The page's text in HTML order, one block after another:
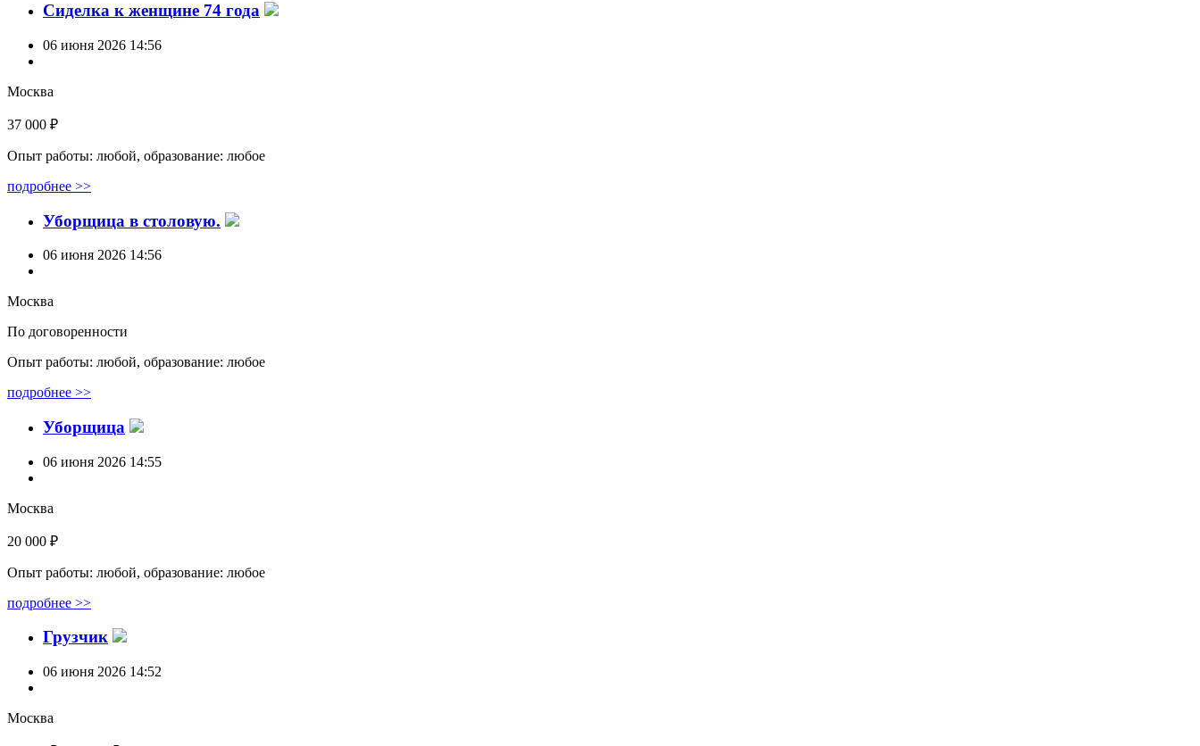
Сиделка к женщине 74 года
06 июня 2026 14:56
Москва
37 000 ₽
Опыт работы: любой, образование: любое
подробнее >>
Уборщица в столовую.
06 июня 2026 14:56
Москва
По договоренности
Опыт работы: любой, образование: любое
подробнее >>
Уборщица
06 июня 2026 14:55
Москва
20 000 ₽
Опыт работы: любой, образование: любое
подробнее >>
Грузчик
06 июня 2026 14:52
Москва